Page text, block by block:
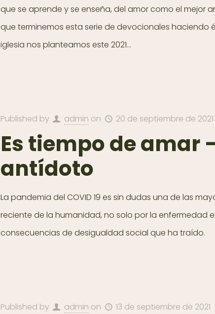
que se aprende y se enseña, del amor como el mejor
que terminemos esta serie de devocionales haciendo
iglesia nos planteamos este 2021...
Published by admin on 20 de septiembre de 2021
Es tiempo de amar
antídoto
La pandemia del COVID 19 es sin dudas una de las
reciente de la humanidad, no solo por la enfermedad
consecuencias de desigualdad social que ha traído.
Published by admin on 13 de septiembre de 2021